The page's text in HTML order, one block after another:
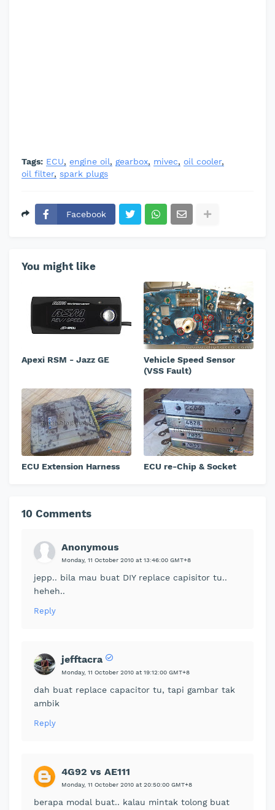
Tags: ECU engine oil gearbox mivec
oil cooler
oil filter spark plugs
Facebook
You might like
Apexi RSM - Jazz GE
Vehicle Speed Sensor
(VSS Fault)
ECU Extension Harness ECU re-Chip & Socket
10 Comments
Anonymous
Monday, 11 October 2010 at 13:46:00 GMT+8
jepp.. bila mau buat DIY replace capisitor tu..
heheh..
Reply
jefftacra
Monday, 11 October 2010 at 19:12:00 GMT+8
dah buat replace capacitor tu, tapi gambar tak
ambik
Reply
4G92 vs AE111
Monday, 11 October 2010 at 20:50:00 GMT+8
berapa modal buat.. kalau mintak tolong buat